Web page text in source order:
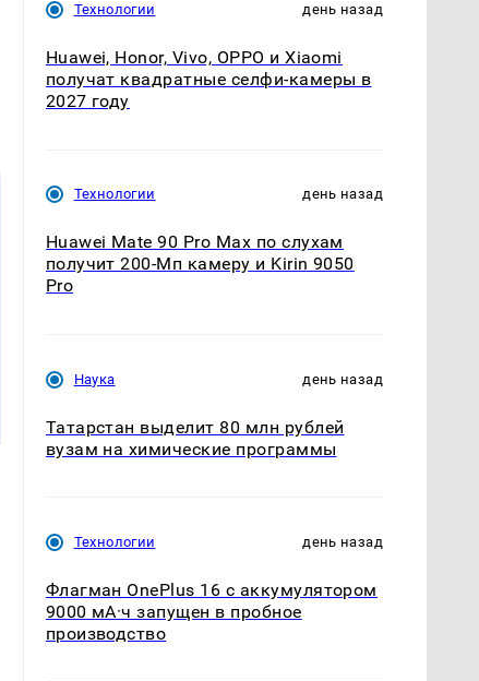
Такую зиму в России
так?!
На Урале из казны
миллионов рублей
Технологии день назад
Huawei, Honor, Vivo, OPPO и Xiaomi
получат квадратные селфи-камеры в
2027 году
Технологии день назад
Huawei Mate 90 Pro Max по слухам
получит 200-Мп камеру и Kirin 9050
Pro
Наука день назад
Татарстан выделит 80 млн рублей
вузам на химические программы
Технологии день назад
Флагман OnePlus 16 с аккумулятором
9000 мА·ч запущен в пробное
производство